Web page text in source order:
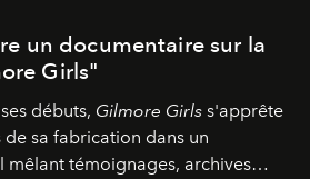
un documentaire sur la
Girls"
débuts, Gilmore Girls s'apprête
sa fabrication dans un
témoignages, archives